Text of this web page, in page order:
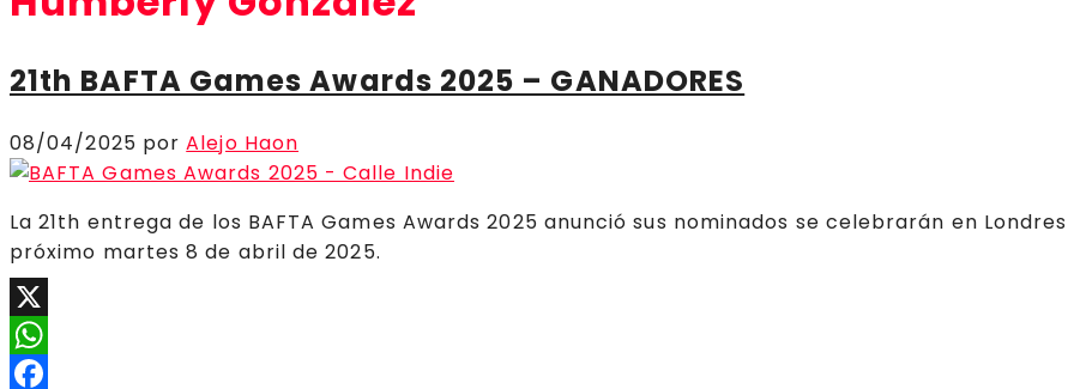
21th BAFTA Games Awards 2025 – GANADORES
08/04/2025 porAlejo Haon
La 21th entrega de los BAFTA Games Awards 2025 anunció sus nominados se celebrarán en Londres
próximo martes 8 de abril de 2025.
X
WhatsApp